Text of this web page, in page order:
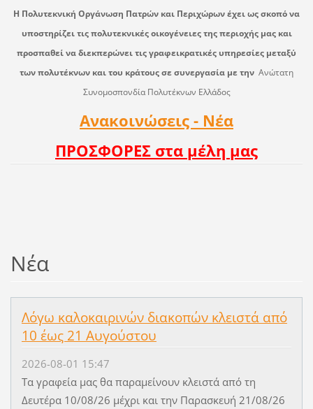
Η Πολυτεκνική Οργάνωση Πατρών και Περιχώρων έχει ως σκοπό να
υποστηρίζει τις πολυτεκνικές οικογένειες της περιοχής μας και
προσπαθεί να διεκπερώνει τις γραφεικρατικές υπηρεσίες μεταξύ
των πολυτέκνων και του κράτους σε συνεργασία με την Ανώτατη
Συνομοσπονδία Πολυτέκνων Ελλάδος
Ανακοινώσεις - Νέα
ΠΡΟΣΦΟΡΕΣ στα μέλη μας
Νέα
Λόγω καλοκαιρινών διακοπών κλειστά από
10 έως 21 Αυγούστου
2026-08-01 15:47
Τα γραφεία μας θα παραμείνουν κλειστά από τη
Δευτέρα 10/08/26 μέχρι και την Παρασκευή 21/08/26